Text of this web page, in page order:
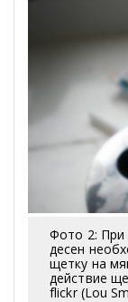
Фото 2: При
десен
щетку на
действие
flickr (Lou